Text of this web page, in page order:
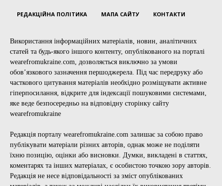
РЕДАКЦІЙНА ПОЛІТИКА МАПА САЙТУ КОНТАКТИ
Використання інформаційних матеріалів, новин, аналітичних
статей та будь-якого іншого контенту, опублікованого на порталі
wearefromukraine.com, дозволяється виключно за умови
обов’язкового зазначення першоджерела. Під час передруку або
часткового цитування матеріалів необхідно розміщувати активне
гіперпосилання, відкрите для індексації пошуковими системами,
яке веде безпосередньо на відповідну сторінку сайту
wearefromukraine
Редакція порталу wearefromukraine.com залишає за собою право
публікувати матеріали різних авторів, однак може не поділяти
їхню позицію, оцінки або висновки. Думки, викладені в статтях,
коментарях та інших матеріалах, є особистою точкою зору авторів.
Редакція не несе відповідальності за зміст опублікованих